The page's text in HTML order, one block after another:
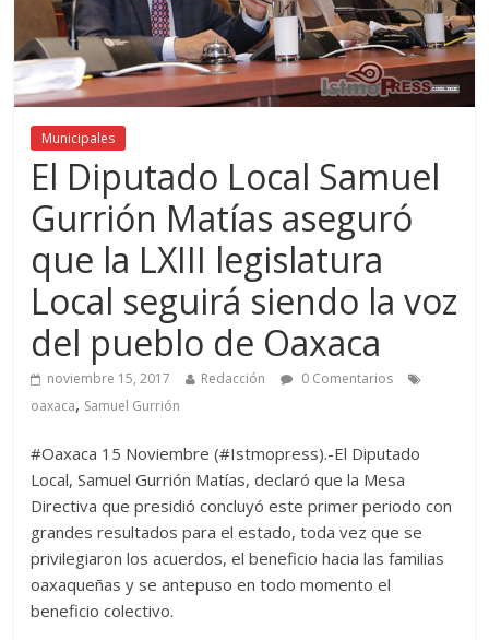
Municipales
El Diputado Local Samuel
Gurrión Matías aseguró
que la LXIII legislatura
Local seguirá siendo la voz
del pueblo de Oaxaca
noviembre 15, 2017 Redacción
0 Comentarios
oaxaca, Samuel Gurrión
#Oaxaca 15 Noviembre (#Istmopress).-El Diputado
Local, Samuel Gurrión Matías, declaró que la Mesa
Directiva que presidió concluyó este primer periodo con
grandes resultados para el estado, toda vez que se
privilegiaron los acuerdos, el beneficio hacia las familias
oaxaqueñas y se antepuso en todo momento el
beneficio colectivo.